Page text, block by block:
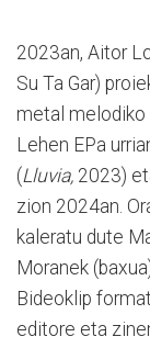
2023an, Aitor
Su Ta Gar)
metal melodiko
Lehen EPa
(Lluvia, 2023)
zion 2024an.
kaleratu dute
Moranek
Bideoklip
editore eta